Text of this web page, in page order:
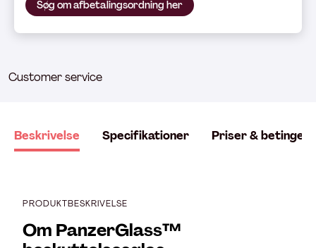
Søg om afbetalingsordning her
Customer service
Beskrivelse Specifikationer Priser &
PRODUKTBESKRIVELSE
Om PanzerGlass™